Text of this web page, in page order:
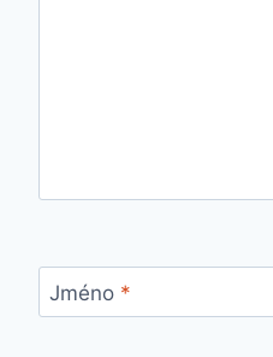
Jméno *